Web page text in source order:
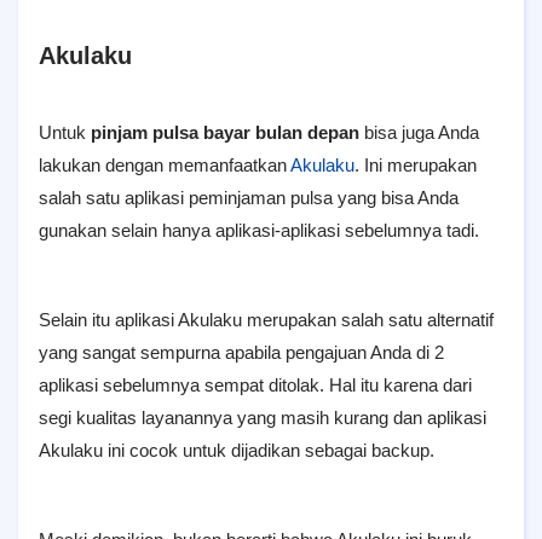
Akulaku
Untuk pinjam pulsa bayar bulan depan bisa juga Anda
lakukan dengan memanfaatkanAkulaku. Ini merupakan
salah satu aplikasi peminjaman pulsa yang bisa Anda
gunakan selain hanya aplikasi-aplikasi sebelumnya tadi.
Selain itu aplikasi Akulaku merupakan salah satu alternatif
yang sangat sempurna apabila pengajuan Anda di 2
aplikasi sebelumnya sempat ditolak. Hal itu karena dari
segi kualitas layanannya yang masih kurang dan aplikasi
Akulaku ini cocok untuk dijadikan sebagai backup.